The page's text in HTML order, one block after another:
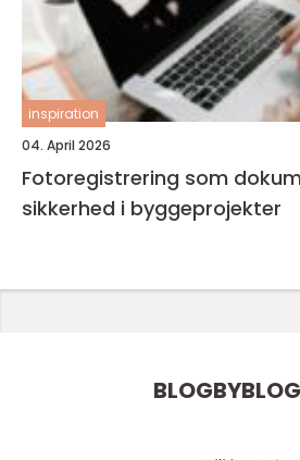
inspiration
04. April 2026
Fotoregistrering som
sikkerhed i byggeprojekter